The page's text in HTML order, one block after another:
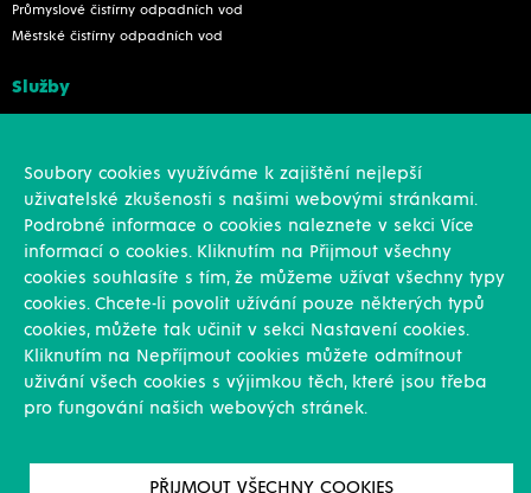
Průmyslové čistírny odpadních vod
Městské čistírny odpadních vod
Služby
Novinky
Reference
Kariéra
Soubory cookies využíváme k zajištění nejlepší
uživatelské zkušenosti s našimi webovými stránkami.
Podrobné informace o cookies naleznete v sekci Více
informací o cookies. Kliknutím na Přijmout všechny
cookies souhlasíte s tím, že můžeme užívat všechny typy
cookies. Chcete-li povolit užívání pouze některých typů
cookies, můžete tak učinit v sekci Nastavení cookies.
Kliknutím na Nepříjmout cookies můžete odmítnout
uživání všech cookies s výjimkou těch, které jsou třeba
pro fungování našich webových stránek.
PŘIJMOUT VŠECHNY COOKIES